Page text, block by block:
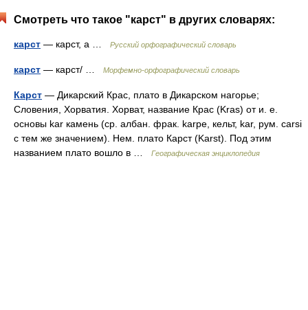
Смотреть что такое "карст" в других словарях:
карст — карст, а … Русский орфографический словарь
карст — карст/ … Морфемно-орфографический словарь
Карст — Дикарский Крас, плато в Дикарском нагорье;
Словения, Хорватия. Хорват, название Крас (Kras) от и. е.
основы kar камень (ср. албан. фрак. karpe, кельт, kar, рум. carsi
с тем же значением). Нем. плато Карст (Karst). Под этим
названием плато вошло в …
Географическая энциклопедия